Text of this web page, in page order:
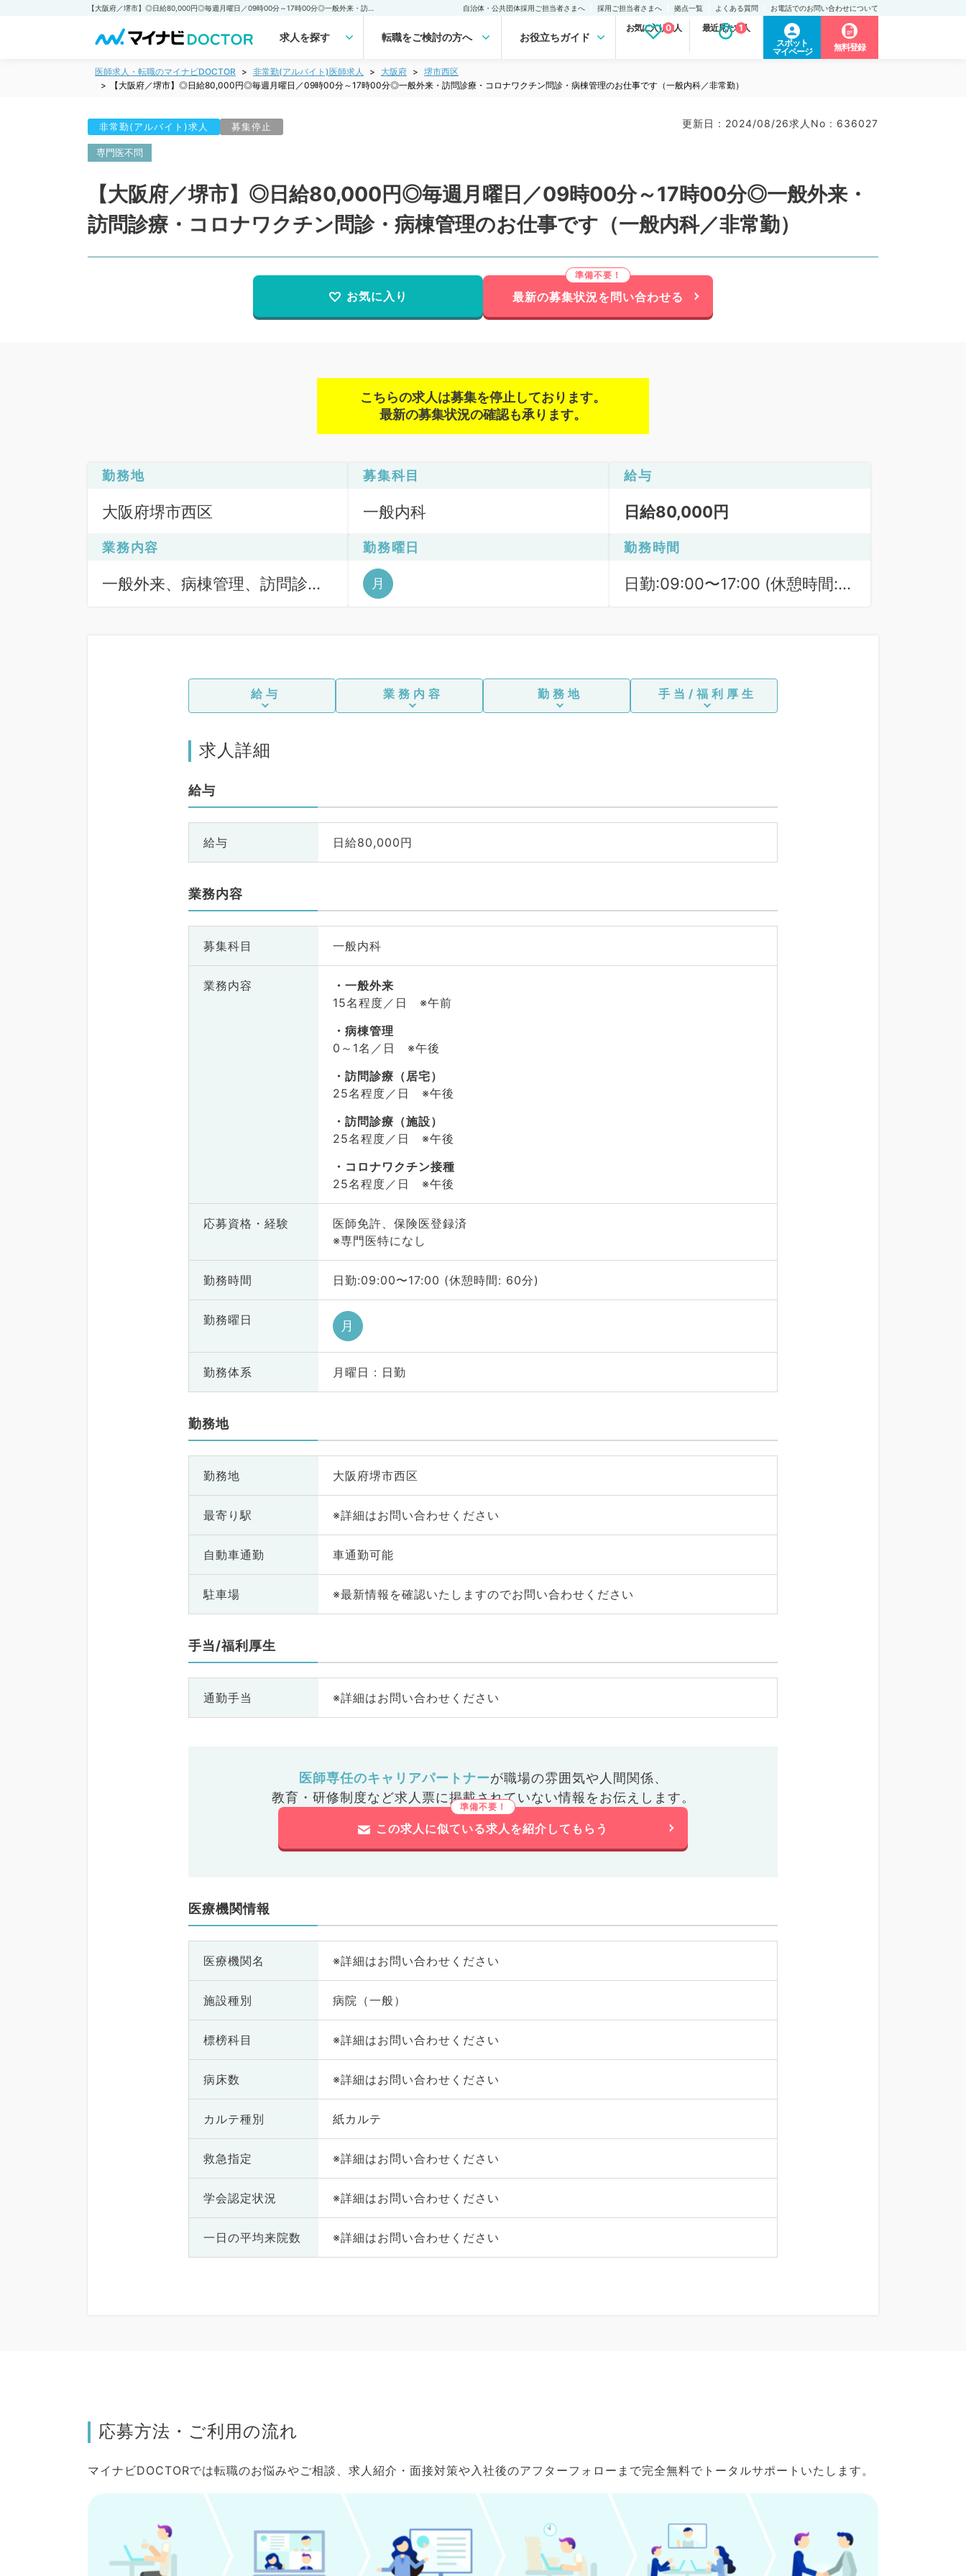
自治体・公共団体採用ご担当者さまへ 採用ご担当者さまへ 拠点一覧 よくある質問 お電話でのお問い合わせについて
求人を探す 転職をご検討の方へ お役立ちガイド
お気に入り求人
0 最近見た求人
1
スポット
マイページ
無料登録
医師求人・転職のマイナビDOCTOR 非常勤(アルバイト)医師求人 大阪府
堺市西区
【大阪府／堺市】◎日給80,000円◎毎週月曜日／09時00分～17時00分◎一般外来・訪問診療・コロナワクチン問診・病棟管理のお仕事です（一般内科／非常勤）
非常勤(アルバイト)求人 募集停止 更新日 : 2024/08/26求人No : 636027
専門医不問
【大阪府／堺市】◎日給80,000円◎毎週月曜日／09時00分～17時00分◎一般外来・
訪問診療・コロナワクチン問診・病棟管理のお仕事です（一般内科／非常勤）
お気に入り 最新の募集状況を問い合わせる
こちらの求人は募集を停止しております。
最新の募集状況の確認も承ります。
勤務地
大阪府堺市西区
募集科目
一般内科
給与
日給80,000円
業務内容
一般外来、病棟管理、訪問診療
勤務曜日
月
勤務時間
日勤:09:00〜17:00 (休憩時間:
給与 業務内容 勤務地 手当/福利厚生
求人詳細
給与
給与 日給80,000円
業務内容
募集科目 一般内科
業務内容
一般外来
15名程度／日 ※午前
病棟管理
0～1名／日 ※午後
訪問診療（居宅）
25名程度／日 ※午後
訪問診療（施設）
25名程度／日 ※午後
コロナワクチン接種
25名程度／日 ※午後
応募資格・ 経験
医師免許、保険医登録済
※専門医特になし
勤務時間 日勤:09:00〜17:00 (休憩時間: 60分)
勤務曜日 月
勤務体系 月曜日 : 日勤
勤務地
勤務地 大阪府堺市西区
最寄り駅 ※詳細はお問い合わせください
自動車通勤 車通勤可能
駐車場 ※最新情報を確認いたしますのでお問い合わせください
手当/福利厚生
通勤手当 ※詳細はお問い合わせください
医師専任のキャリアパートナーが職場の雰囲気や人間関係、
教育・研修制度など求人票に掲載されていない情報をお伝えします。
この求人に似ている求人を紹介してもらう
医療機関情報
医療機関名 ※詳細はお問い合わせください
施設種別 病院（一般）
標榜科目 ※詳細はお問い合わせください
病床数 ※詳細はお問い合わせください
カルテ種別 紙カルテ
救急指定 ※詳細はお問い合わせください
学会認定状況 ※詳細はお問い合わせください
一日の平均来院数 ※詳細はお問い合わせください
応募方法・ご利用の流れ
マイナビDOCTORでは転職のお悩みやご相談、求人紹介・面接対策や入社後のアフターフォローまで完全無料でトータルサポートいたします。